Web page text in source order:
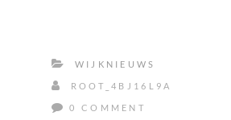
WIJKNIEUWS
ROOT_4BJ16L9A
0 COMMENT